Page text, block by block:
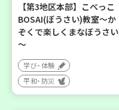
【第3地区本部】こべっこ
BOSAI(ぼうさい)教室～か
ぞくで楽しくまなぼうさい
～
学び・体験
平和・防災